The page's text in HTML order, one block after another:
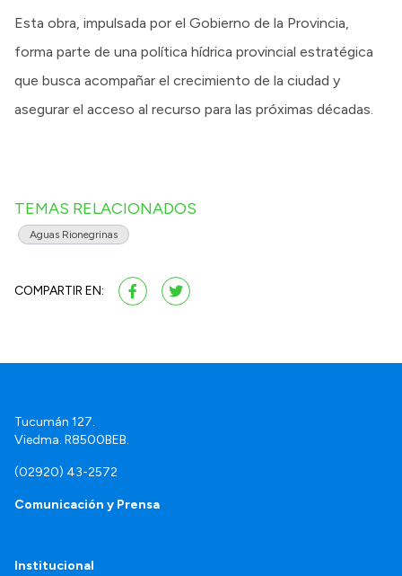
Esta obra, impulsada por el Gobierno de la Provincia,
forma parte de una política hídrica provincial estratégica
que busca acompañar el crecimiento de la ciudad y
asegurar el acceso al recurso para las próximas décadas.
TEMAS RELACIONADOS
Aguas Rionegrinas
COMPARTIR EN:
Tucumán 127.
Viedma. R8500BEB.
(02920) 43-2572
Comunicación y Prensa
Institucional